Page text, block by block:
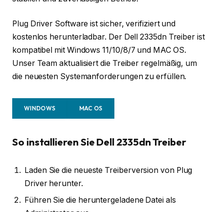
Plug Driver Software ist sicher, verifiziert und
kostenlos herunterladbar. Der Dell 2335dn Treiber ist
kompatibel mit Windows 11/10/8/7 und MAC OS.
Unser Team aktualisiert die Treiber regelmäßig, um
die neuesten Systemanforderungen zu erfüllen.
WINDOWS MAC OS
So installieren Sie Dell 2335dn Treiber
Laden Sie die neueste Treiberversion von Plug
Driver herunter.
Führen Sie die heruntergeladene Datei als